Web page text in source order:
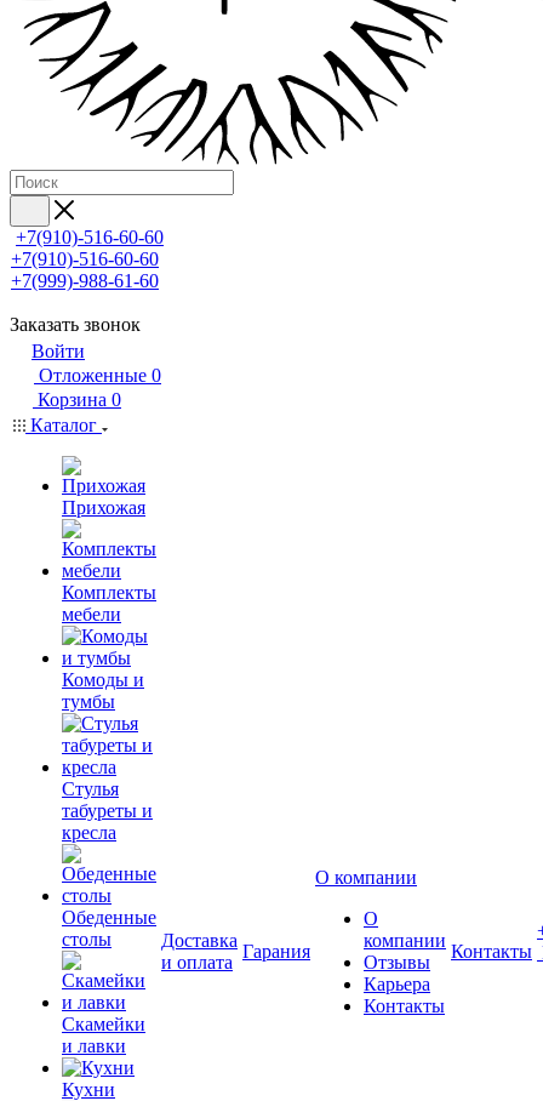
+7(910)-516-60-60
+7(910)-516-60-60
+7(999)-988-61-60
Заказать звонок
Войти
Отложенные 0
Корзина 0
Каталог
Прихожая
Комплекты
мебели
Комоды и
тумбы
Стулья
табуреты и
кресла
Обеденные
столы
Скамейки
и лавки
Кухни
Доставка
и оплата
Гарания
О компании
О
компании
Отзывы
Карьера
Контакты
Контакты